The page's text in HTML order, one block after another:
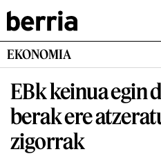
EKONOMIA
EBk keinua egin
berak ere
zigorrak